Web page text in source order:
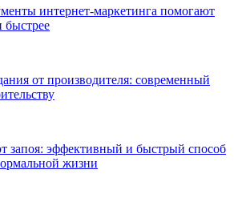
интернет-маркетинга помогают
быстрее
от производителя: современный
запоя: эффективный и быстрый способ
жизни